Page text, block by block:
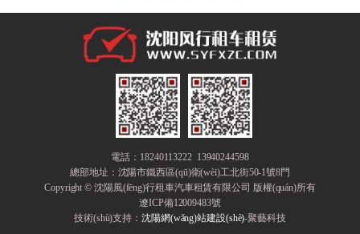
電話：18240113222 13940244598
總部地址： 沈陽市鐵西區(qū)衛(wèi)工北街50-1號8門
Copyright © 沈陽風(fēng)行租車汽車租賃有限公司 版權(quán)所有
遼ICP備12009483號
技術(shù)支持：沈陽網(wǎng)站建設(shè)-聚藝科技